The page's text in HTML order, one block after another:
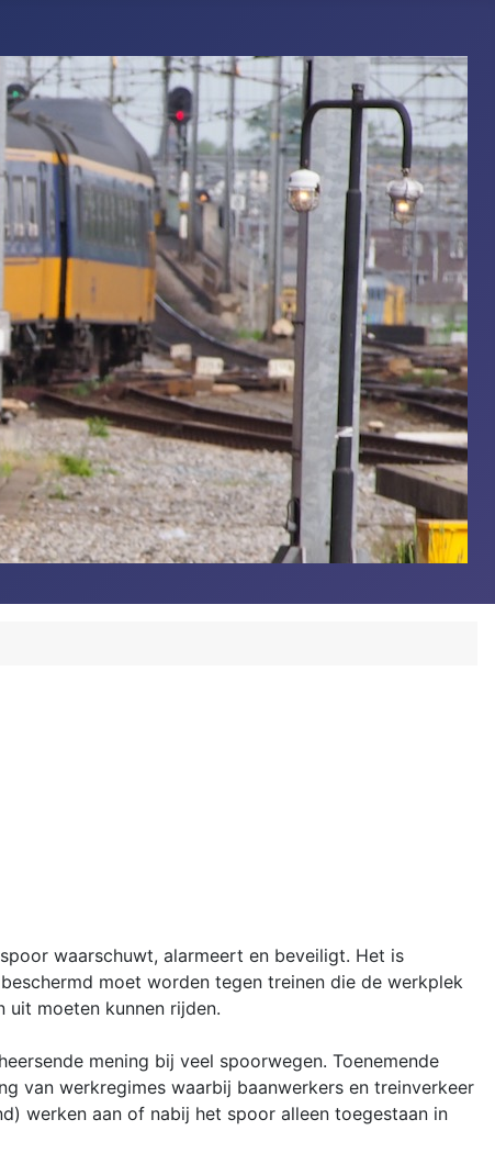
waarschuwt, alarmeert en beveiligt. Het is
moet worden tegen treinen die de werkplek
moeten kunnen rijden.
mening bij veel spoorwegen. Toenemende
van werkregimes waarbij baanwerkers en treinverkeer
werken aan of nabij het spoor alleen toegestaan in